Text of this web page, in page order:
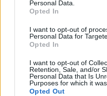
Personal Data.
Opted In
I want to opt-out of
Personal Data for
Opted In
I want to opt-out of
Retention, Sale, and/or
Personal Data that Is
Purposes for which it
Opted Out